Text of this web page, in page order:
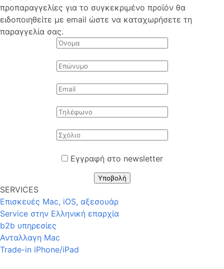
προπαραγγελίες για το συγκεκριμένο προϊόν θα
ειδοποιηθείτε με email ώστε να καταχωρήσετε τη
παραγγελία σας.
Εγγραφή στο newsletter
Υποβολή
SERVICES
Επισκευές Mac, iOS, αξεσουάρ
Service στην Eλληνική επαρχία
b2b υπηρεσίες
Ανταλλαγη Mac
Trade-in iPhone/iPad